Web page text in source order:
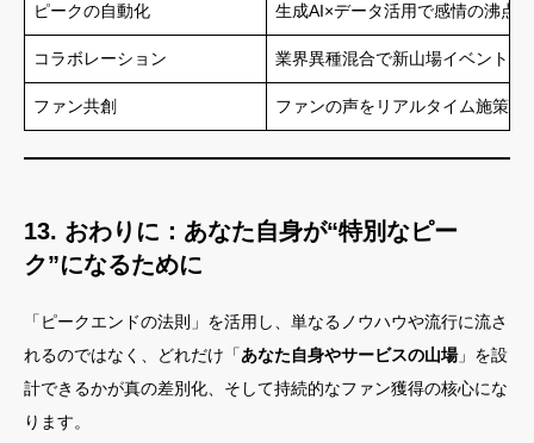
ピークの自動化 生成AI×データ活用で感情の沸点
コラボレーション 業界異種混合で新山場イベント創
ファン共創 ファンの声をリアルタイム施策に
13. おわりに：あなた自身が“特別なピー
ク”になるために
「ピークエンドの法則」を活用し、単なるノウハウや流行に流さ
れるのではなく、どれだけ「あなた自身やサービスの山場」を設
計できるかが真の差別化、そして持続的なファン獲得の核心にな
ります。